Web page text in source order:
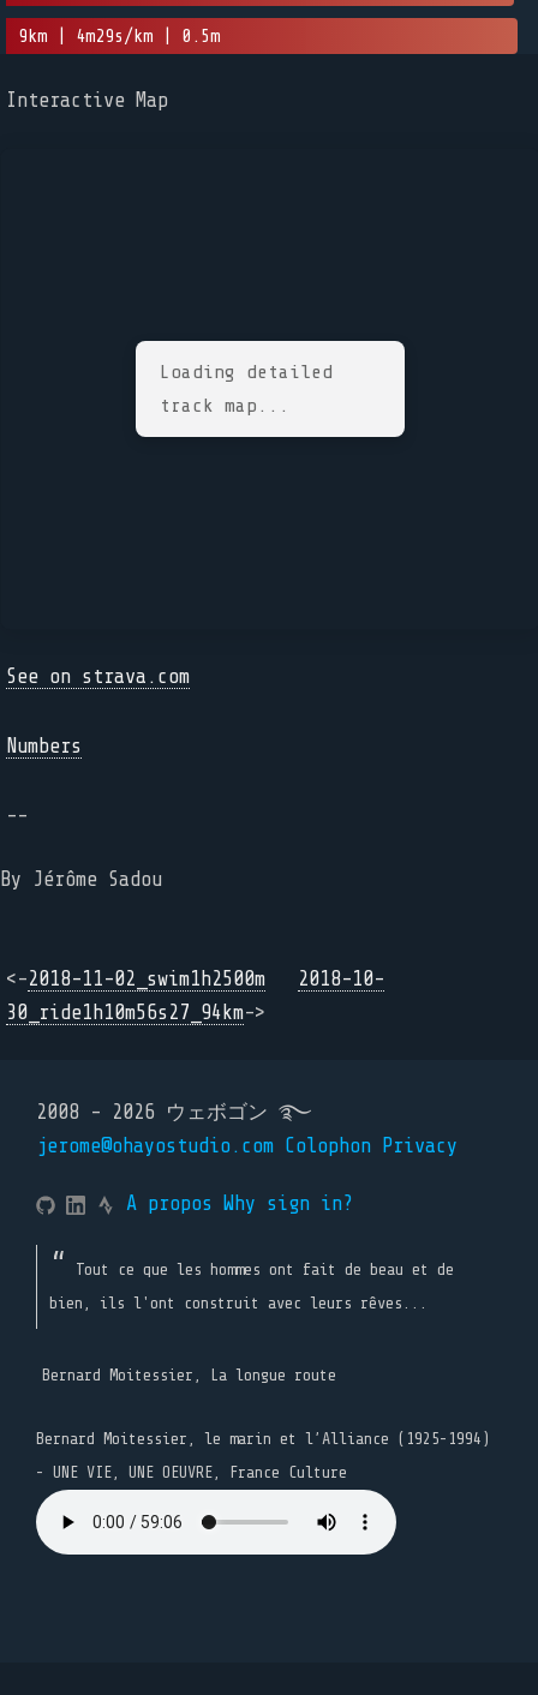
9km | 4m29s/km | 0.5m
Interactive Map
Loading detailed
track map...
See on strava.com
Numbers
--
By Jérôme Sadou
<-2018-11-02_swim1h2500m
2018-10-
30_ride1h10m56s27_94km->
2008 - 2026 ウェボゴン ࿐
jerome@ohayostudio.com Colophon Privacy
A propos Why sign in?
Tout ce que les hommes ont fait de beau et de
bien, ils l'ont construit avec leurs rêves...
Bernard Moitessier, La longue route
Bernard Moitessier, le marin et l’Alliance (1925-1994)
- UNE VIE, UNE OEUVRE, France Culture